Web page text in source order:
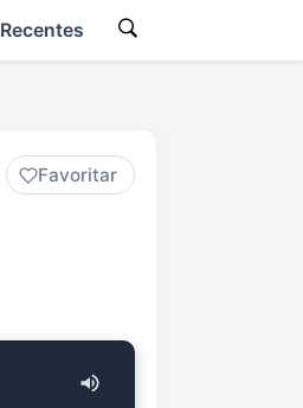
Recentes
Favoritar